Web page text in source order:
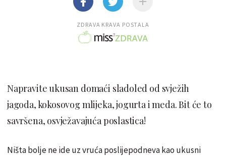
ZDRAVA KRAVA POSTALA
Napravite ukusan domaći sladoled od svježih
jagoda, kokosovog mlijeka, jogurta i meda. Bit će to
savršena, osvježavajuća poslastica!
Ništa bolje ne ide uz vruća poslijepodneva kao ukusni